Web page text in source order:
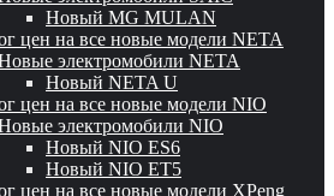
Новый MG MULAN
цен на все новые модели NETA
электромобили NETA
Новый NETA U
цен на все новые модели NIO
электромобили NIO
Новый NIO ES6
Новый NIO ET5
цен на все новые модели XPeng